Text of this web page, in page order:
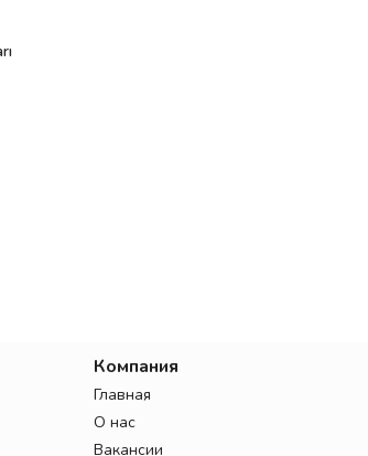
Компания
Главная
О нас
Вакансии